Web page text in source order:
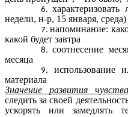
недели, н-р, 15 января, среда)
напоминание:
какой будет завтра
соотнесение
месяца
использование
материала
Значение развития
следить за своей
ускорять или замедлять